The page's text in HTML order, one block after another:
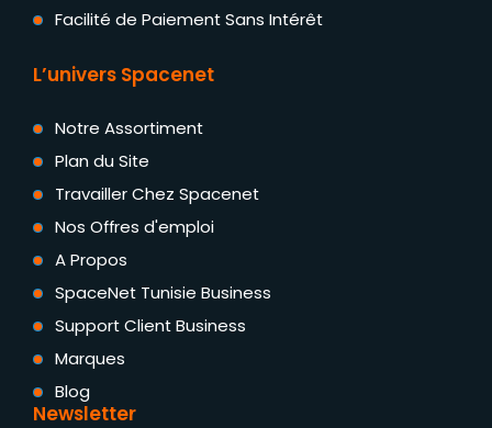
Facilité de Paiement Sans Intérêt
L’univers Spacenet
Notre Assortiment
Plan du Site
Travailler Chez Spacenet
Nos Offres d'emploi
A Propos
SpaceNet Tunisie Business
Support Client Business
Marques
Blog
Newsletter